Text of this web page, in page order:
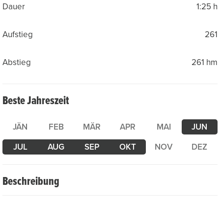
Dauer 1:25 h
Aufstieg 261
Abstieg 261 hm
Beste Jahreszeit
JÄN FEB MÄR APR MAI
JUN
JUL
AUG SEP OKT NOV DEZ
Beschreibung